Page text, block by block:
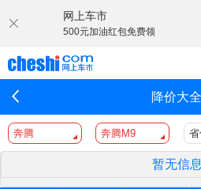
网上车市
500元加油红包免费领
降价大全
奔腾 奔腾M9
暂无信息